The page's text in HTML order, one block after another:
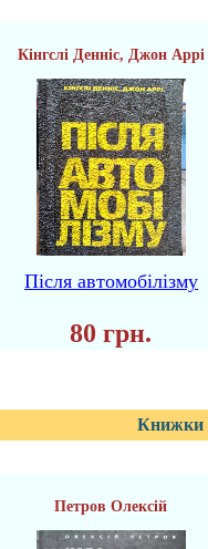
Кінгслі Денніс, Джон Appi
Після автомобілізму
80 грн.
Книжки
Петров Олексій